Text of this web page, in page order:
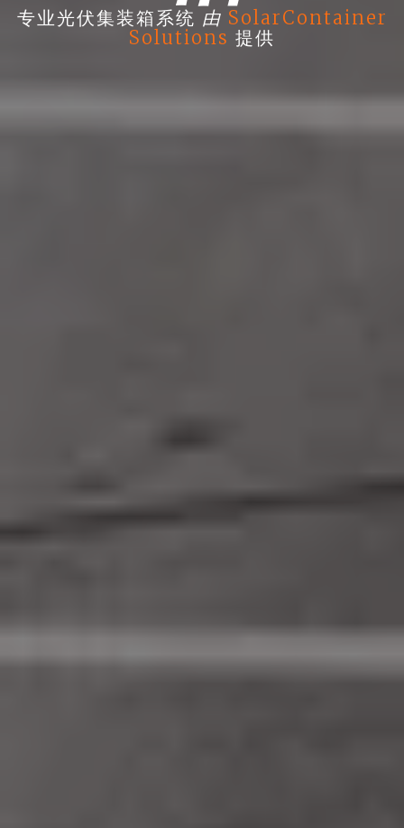
专业光伏集装箱系统 由 SolarContainer
Solutions 提供